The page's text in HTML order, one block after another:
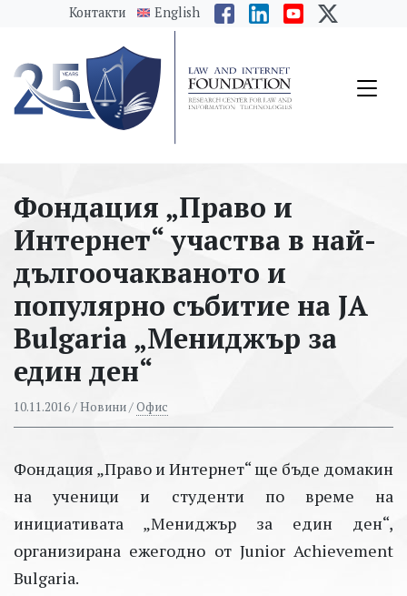
messages.Skip to main content
Контакти English
Фондация „Право и
Интернет“ участва в най-
дългоочакваното и
популярно събитие на JA
Bulgaria „Мениджър за
един ден“
10.11.2016/ Новини /Офис
Фондация „Право и Интернет“ ще бъде домакин
на ученици и студенти по време на
инициативата „Мениджър за един ден“,
организирана ежегодно от Junior Achievement
Bulgaria.